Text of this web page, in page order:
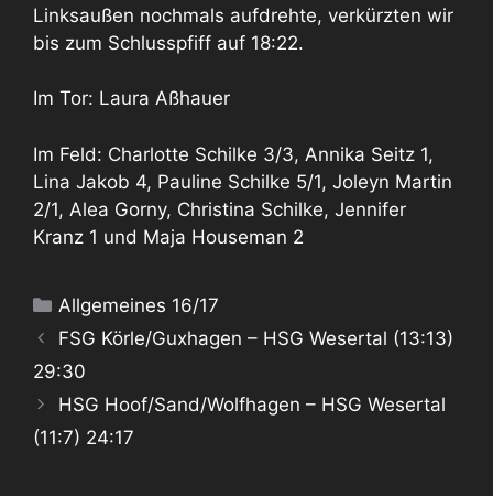
Linksaußen nochmals aufdrehte, verkürzten wir
bis zum Schlusspfiff auf 18:22.
Im Tor: Laura Aßhauer
Im Feld: Charlotte Schilke 3/3, Annika Seitz 1,
Lina Jakob 4, Pauline Schilke 5/1, Joleyn Martin
2/1, Alea Gorny, Christina Schilke, Jennifer
Kranz 1 und Maja Houseman 2
Kategorien
Allgemeines 16/17
FSG Körle/Guxhagen – HSG Wesertal (13:13)
29:30
HSG Hoof/Sand/Wolfhagen – HSG Wesertal
(11:7) 24:17